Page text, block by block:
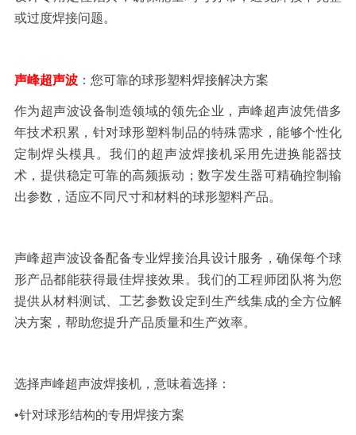
或过度焊接问题。
声峰超声波：您可靠的球形塑料焊接解决方案
作为超声波设备制造领域的领先企业，声峰超声波凭借多
年技术积累，针对球形塑料制品的特殊需求，能够个性化
定制焊头模具。我们的超声波焊接机采用先进换能器技
术，提供稳定可靠的高频振动；数字发生器可精确控制输
出参数，适应不同尺寸和材料的球形塑料产品。
声峰超声波设备配备专业焊接治具设计服务，确保每个球
形产品都能获得最佳焊接效果。我们的工程师团队将为您
提供从材料测试、工艺参数设定到生产线集成的全方位解
决方案，帮助您提升产品质量和生产效率。
选择声峰超声波焊接机，意味着选择：
•针对球形结构的专用焊接方案